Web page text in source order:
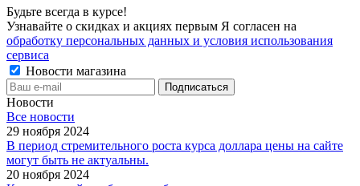
Будьте всегда в курсе!
Узнавайте о скидках и акциях первым Я согласен на
обработку персональных данных и условия использования
сервиса
Новости магазина
Новости
Все новости
29 ноября 2024
В период стремительного роста курса доллара цены на сайте
могут быть не актуальны.
20 ноября 2024